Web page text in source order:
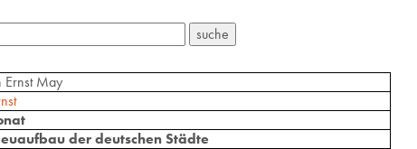
Ernst May
der deutschen Städte